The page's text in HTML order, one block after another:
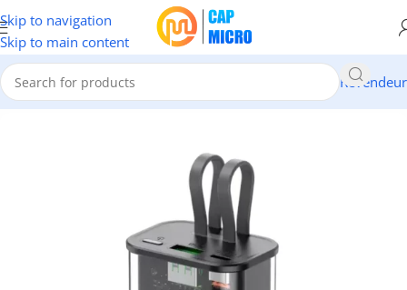
Skip to navigation
Skip to main content
Revendeur
Accueil/SECURITE & TELEPHONIE/MOBILE/Power Bank